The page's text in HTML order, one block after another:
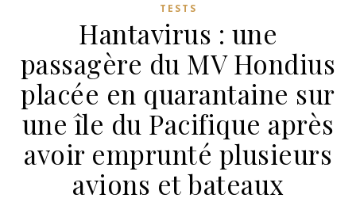
TESTS
Hantavirus : une
passagère du MV Hondius
placée en quarantaine sur
une île du Pacifique après
avoir emprunté plusieurs
avions et bateaux